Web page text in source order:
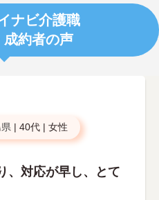
ナビ介護職
成約者の声
| 40代 | 女性
、対応が早し、とて